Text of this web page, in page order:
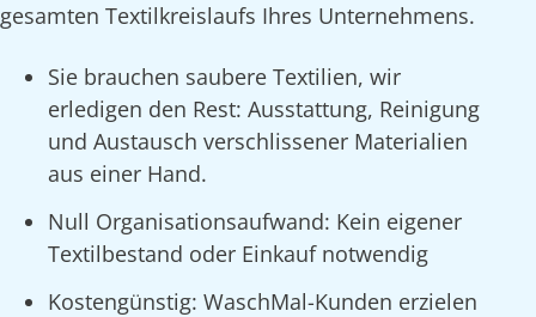
gesamten Textilkreislaufs Ihres Unternehmens.
Sie brauchen saubere Textilien, wir
erledigen den Rest: Ausstattung, Reinigung
und Austausch verschlissener Materialien
aus einer Hand.
Null Organisationsaufwand: Kein eigener
Textilbestand oder Einkauf notwendig
Kostengünstig: WaschMal-Kunden erzielen